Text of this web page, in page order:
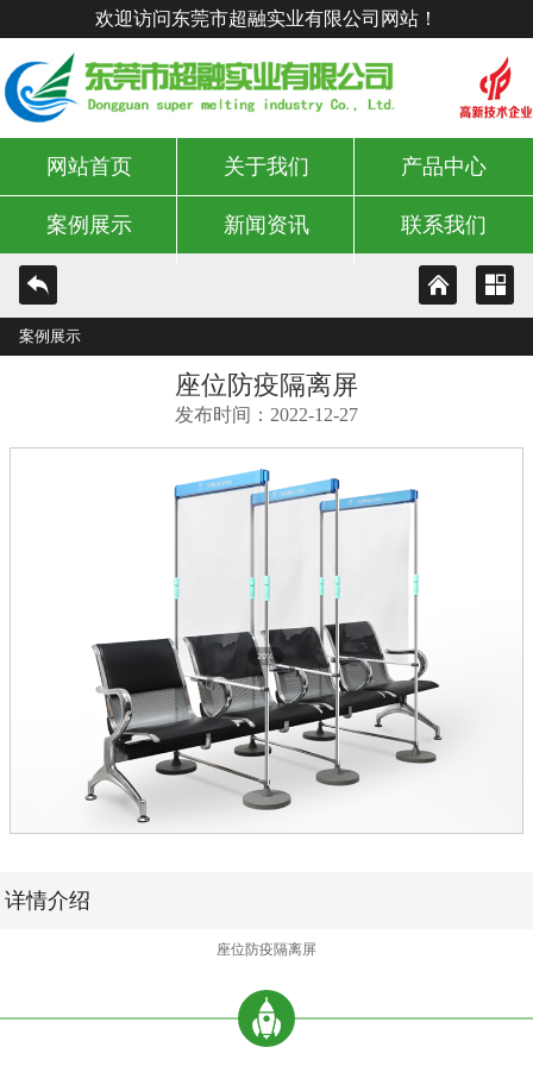
欢迎访问东莞市超融实业有限公司网站！
网站首页 关于我们 产品中心
案例展示 新闻资讯 联系我们
案例展示
座位防疫隔离屏
发布时间：2022-12-27
详情介绍
座位防疫隔离屏